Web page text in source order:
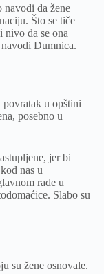
navodi da žene
Što se tiče
nivo da se ona
Dumnica.
u opštini
posebno u
jer bi
nas u
rade u
Slabo su
su žene osnovale.